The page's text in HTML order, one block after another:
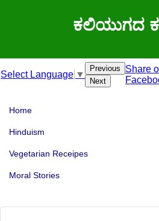
ಕಲಿಯುಗದ
Select Language ▼
Previous
Next
Share
Home
Hinduism
Vegetarian Receipes
Moral Stories